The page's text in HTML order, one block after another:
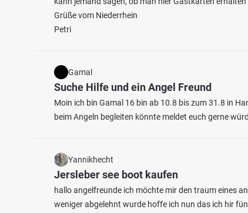
52 43 4.2
Kyll (Auw a.d. Kyll)
Grüße vom Niederrhein
Petri
Gamal
Suche Hilfe und ein Angel Freund
Moin ich bin Gamal 16 bin ab 10.8 bis zum 31.8 in
beim Angeln begleiten könnte meldet euch gerne
Yannikhecht
Jersleber see boot kaufen
hallo angelfreunde ich möchte mir den traum eines
weniger abgelehnt wurde hoffe ich nun das ich hir